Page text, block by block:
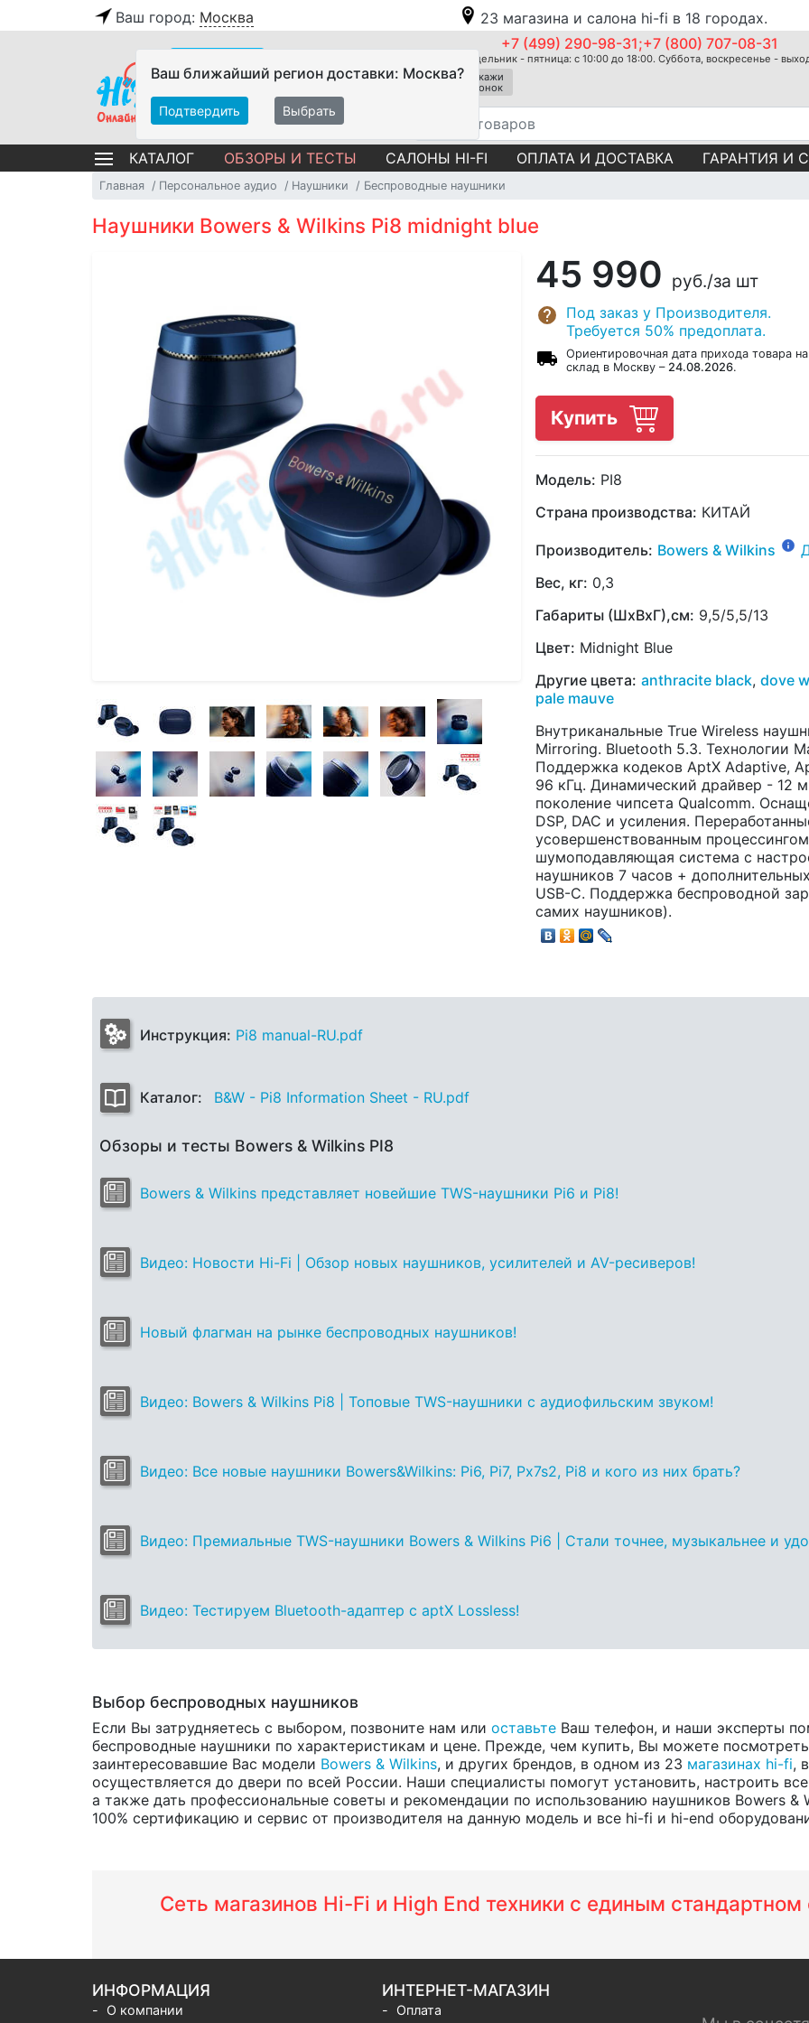
Ваш город: Москва 23 магазина и салона hi-fi в 18 городах.
Ваш ближайший регион доставки: Москва?
Подтвердить Выбрать
+7 (499) 290-98-31;+7 (800) 707-08-31
Понедельник - пятница: с 10:00 до 18:00. Суббота, воскресенье -
Закажи
звонок
КАТАЛОГ ОБЗОРЫ И ТЕСТЫ САЛОНЫ HI-FI ОПЛАТА И ДОСТАВКА ГАРАНТИЯ И
Главная Персональное аудио Наушники Беспроводные наушники
Наушники Bowers & Wilkins Pi8 midnight blue
45 990 руб./за шт
Под заказ у Производителя.
Требуется 50% предоплата.
Ориентировочная дата прихода товара на
склад в Москву – 24.08.2026.
Купить
Модель: PI8
Страна производства: КИТАЙ
Производитель: Bowers & Wilkins
Вес, кг: 0,3
Габариты (ШхВхГ),см: 9,5/5,5/13
Цвет: Midnight Blue
Другие цвета: anthracite black, dove
pale mauve
Внутриканальные True Wireless
Mirroring. Bluetooth 5.3. Технологии
Поддержка кодеков AptX Adaptive,
96 кГц. Динамический драйвер - 12
поколение чипсета Qualcomm.
DSP, DAC и усиления.
усовершенствованным
шумоподавляющая система с
наушников 7 часов +
USB-C. Поддержка беспроводной
самих наушников).
Инструкция: Pi8 manual-RU.pdf
Каталог: B&W - Pi8 Information Sheet - RU.pdf
Обзоры и тесты Bowers & Wilkins PI8
Bowers & Wilkins представляет новейшие TWS-наушники Pi6 и Pi8!
Видео: Новости Hi-Fi | Обзор новых наушников, усилителей и AV-ресиверов!
Новый флагман на рынке беспроводных наушников!
Видео: Bowers & Wilkins Pi8 | Топовые TWS-наушники с аудиофильским звуком!
Видео: Все новые наушники Bowers&Wilkins: Pi6, Pi7, Px7s2, Pi8 и кого из них брать?
Видео: Премиальные TWS-наушники Bowers & Wilkins Pi6 | Стали точнее, музыкальнее и
Видео: Тестируем Bluetooth-адаптер с aptX Lossless!
Выбор беспроводных наушников
Если Вы затрудняетесь с выбором, позвоните нам или оставьте Ваш телефон, и наши эксперты
беспроводные наушники по характеристикам и цене. Прежде, чем купить, Вы можете
заинтересовавшие Вас модели Bowers & Wilkins, и других брендов, в одном из 23 магазинах hi-fi,
осуществляется до двери по всей России. Наши специалисты помогут установить, настроить
а также дать профессиональные советы и рекомендации по использованию наушников Bowers
100% сертификацию и сервис от производителя на данную модель и все hi-fi и hi-end
Сеть магазинов Hi-Fi и High End техники с единым
ИНФОРМАЦИЯ
О компании
ИНТЕРНЕТ-МАГАЗИН
Оплата